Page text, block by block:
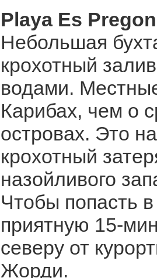
Playa Es
Небольшая
крохотный
водами.
Карибах, чем о
островах. Это
крохотный
назойливого
Чтобы попасть
приятную 15-
северу от
Жорди.